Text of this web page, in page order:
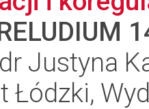
Justyna
Łódzki,